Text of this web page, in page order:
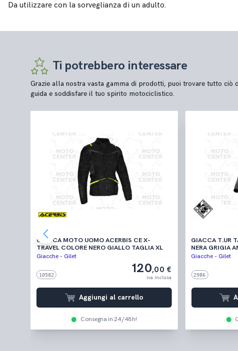
Da utilizzare con la sorveglianza di un adulto.
Ti potrebbero interessare
Grazie alla nostra vasta gamma di prodotti, puoi trovare tutto ciò
guida e soddisfare il tuo spirito motociclistico.
GIACCA MOTO UOMO ACERBIS CE X-
TRAVEL COLORE NERO GIALLO TAGLIA XL
Giacche - Gilet
10582 120,00 €
iva inclusa
Aggiungi al carrello
Consegna in 24/48h!
GIACCA T.UR
NERA GRIGIA
OMOLOGATA
Giacche - Gilet
2986